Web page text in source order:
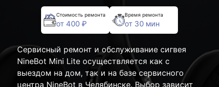
Стоимость ремонта
от 400 ₽
Время ремонта
от 30 мин
Сервисный ремонт и обслуживание сигвея
NineBot Mini Lite осуществляется как с
выездом на дом, так и на базе сервисного
центра NineBot в Челябинске. Выбор зависит